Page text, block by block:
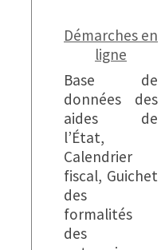
Démarches en
ligne
Base de
données des
aides de
l’État,
Calendrier
fiscal, Guichet
des
formalités
des